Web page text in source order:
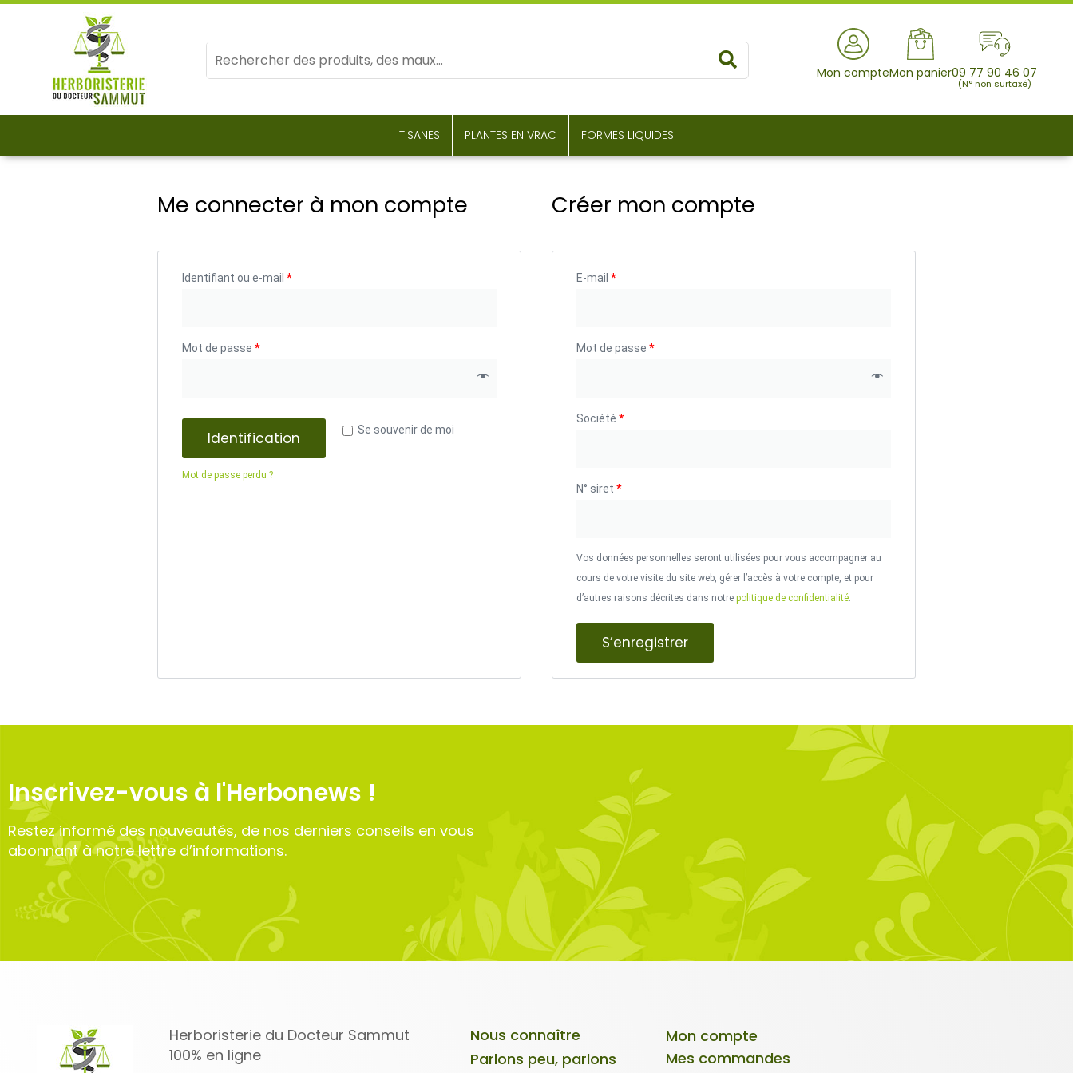
Mots
clés
Mon compteMon panier09 77 90 46 07
(N° non surtaxé)
TISANES PLANTES EN VRAC FORMES LIQUIDES
Me connecter à mon compte
Identifiant ou e-mail *
Mot de passe *
Se souvenir de moi
Identification
Mot de passe perdu ?
Créer mon compte
E-mail *
Mot de passe *
Société *
N° siret *
Vos données personnelles seront utilisées pour vous accompagner au
cours de votre visite du site web, gérer l’accès à votre compte, et pour
d’autres raisons décrites dans notre politique de confidentialité.
S’enregistrer
Inscrivez-vous à l'Herbonews !
Restez informé des nouveautés, de nos derniers conseils en vous
abonnant à notre lettre d’informations.
Herboristerie du Docteur Sammut
100% en ligne
Nous connaître
Parlons peu, parlons
Mon compte
Mes commandes
Cookies management panel